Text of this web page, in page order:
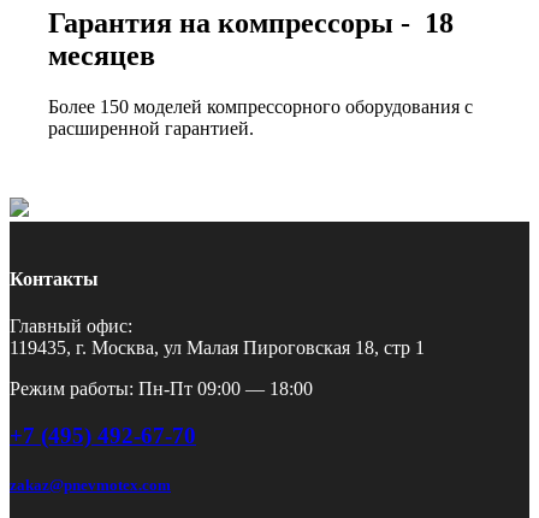
Гарантия на компрессоры - 18
месяцев
Более 150 моделей компрессорного оборудования с
расширенной гарантией.
Контакты
Главный офис:
119435, г. Москва, ул Малая Пироговская 18, стр 1
Режим работы: Пн-Пт 09:00 — 18:00
+7 (495) 492-67-70
zakaz@pnevmotex.com